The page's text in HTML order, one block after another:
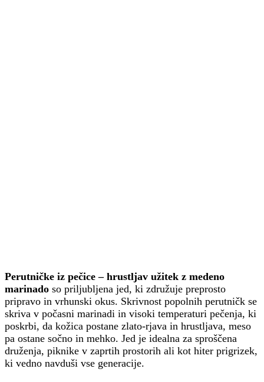
Perutničke iz pečice – hrustljav užitek z medeno
marinado so priljubljena jed, ki združuje preprosto
pripravo in vrhunski okus. Skrivnost popolnih perutničk se
skriva v počasni marinadi in visoki temperaturi pečenja, ki
poskrbi, da kožica postane zlato-rjava in hrustljava, meso
pa ostane sočno in mehko. Jed je idealna za sproščena
druženja, piknike v zaprtih prostorih ali kot hiter prigrizek,
ki vedno navduši vse generacije.